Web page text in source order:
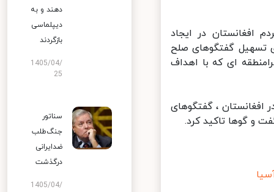
در ایجاد
تسهیل گفتگوهای صلح
ای که با اهداف
افغانستان ، گفتگوهای
و گوها تاکید کرد.
دهند و به
دیپلماسی
بازگردند
1405/04/
25
سناتور
جنگ‌طلب
ضدایرانی
درگذشت
1405/04/